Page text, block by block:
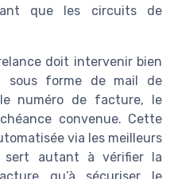
que les circuits de
doit intervenir bien
sous forme de mail de
numéro de facture, le
convenue. Cette
via les meilleurs
sert autant à vérifier la
qu’à sécuriser le